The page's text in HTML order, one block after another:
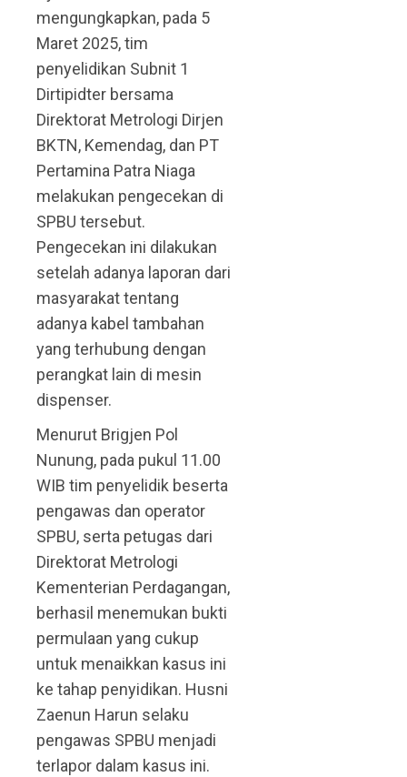
mengungkapkan, pada 5
Maret 2025, tim
penyelidikan Subnit 1
Dirtipidter bersama
Direktorat Metrologi Dirjen
BKTN, Kemendag, dan PT
Pertamina Patra Niaga
melakukan pengecekan di
SPBU tersebut.
Pengecekan ini dilakukan
setelah adanya laporan dari
masyarakat tentang
adanya kabel tambahan
yang terhubung dengan
perangkat lain di mesin
dispenser.
Menurut Brigjen Pol
Nunung, pada pukul 11.00
WIB tim penyelidik beserta
pengawas dan operator
SPBU, serta petugas dari
Direktorat Metrologi
Kementerian Perdagangan,
berhasil menemukan bukti
permulaan yang cukup
untuk menaikkan kasus ini
ke tahap penyidikan. Husni
Zaenun Harun selaku
pengawas SPBU menjadi
terlapor dalam kasus ini.